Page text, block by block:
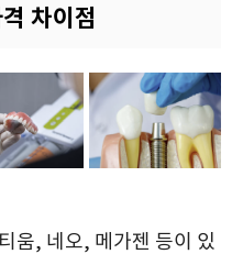
차이점
움, 네오, 메가젠 등이 있